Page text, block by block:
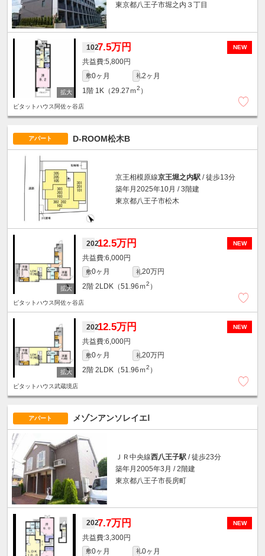
東京都八王子市堀之内３丁目
NEW
1027.5万円
5,800円
敷0ヶ月 礼2ヶ月
1階 1K（29.27ｍ2 ）
ピタットハウス阿佐ヶ谷店
アパート D-ROOM松木B
京王相模原線京王堀之内駅 / 徒歩13分
築年月2025年10月 / 3階建
東京都八王子市松木
NEW
20212.5万円
6,000円
敷0ヶ月 礼20万円
2階 2LDK（51.96ｍ2 ）
ピタットハウス阿佐ヶ谷店
NEW
20212.5万円
6,000円
敷0ヶ月 礼20万円
2階 2LDK（51.96ｍ2 ）
ピタットハウス武蔵境店
アパート メゾンアンソレイエⅠ
ＪＲ中央線西八王子駅 / 徒歩23分
築年月2005年3月 / 2階建
東京都八王子市長房町
NEW
2027.7万円
3,300円
敷0ヶ月 礼0ヶ月